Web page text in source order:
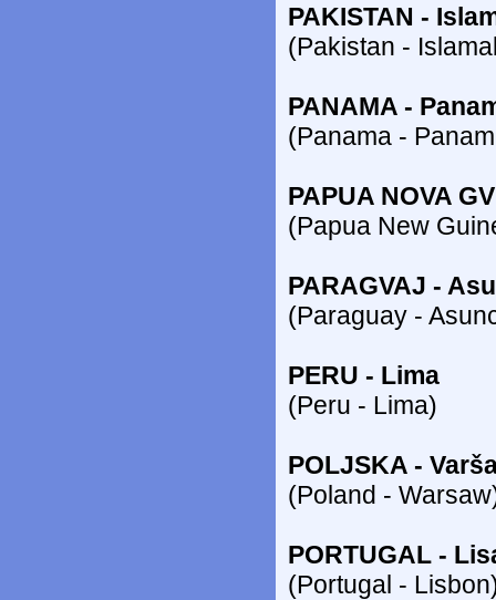
PAKISTAN -
(Pakistan -
PANAMA -
(Panama -
PAPUA NOVA
(Papua New
PARAGVAJ -
(Paraguay -
PERU - Lima
(Peru - Lima)
POLJSKA -
(Poland -
PORTUGAL -
(Portugal -